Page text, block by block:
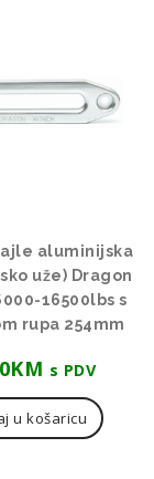
aluminijska
uže) Dragon
16500lbs s
rupa 254mm
KM s PDV
u košaricu